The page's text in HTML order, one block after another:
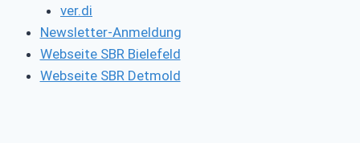
ver.di
Newsletter-Anmeldung
Webseite SBR Bielefeld
Webseite SBR Detmold